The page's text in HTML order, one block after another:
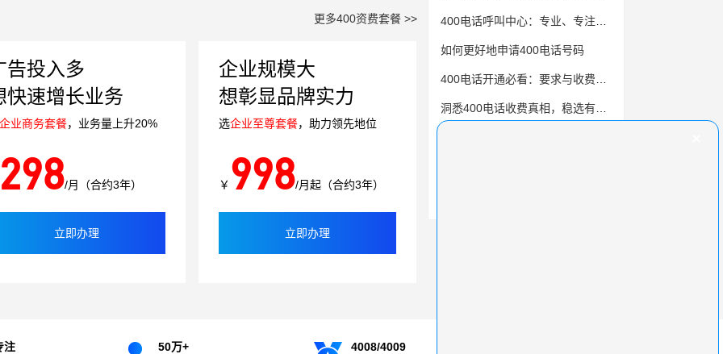
更多400资费套餐 >>
告投入多
快速增长业务
企业商务套餐，业务量上升20%
298/月（合约3年）
立即办理
企业规模大
想彰显品牌实力
选企业至尊套餐，助力领先地位
￥ 998/月起（合约3年）
立即办理
如何更好地申请400电话号码
注
50万+
4008/4009